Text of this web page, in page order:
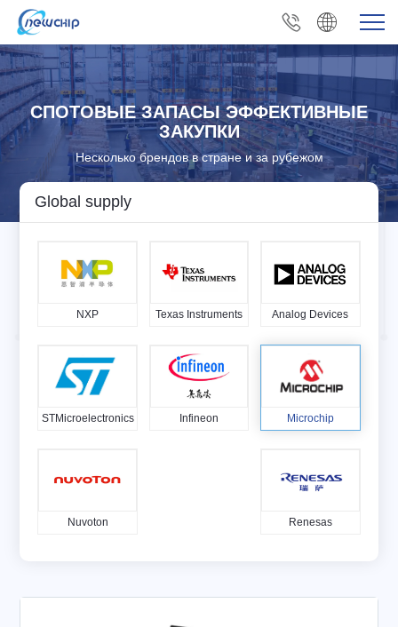
СПОТОВЫЕ ЗАПАСЫ ЭФФЕКТИВНЫЕ
ЗАКУПКИ
Несколько брендов в стране и за рубежом
Global supply
NXP Texas Instruments Analog Devices
STMicroelectronics Infineon Microchip
Nuvoton Renesas